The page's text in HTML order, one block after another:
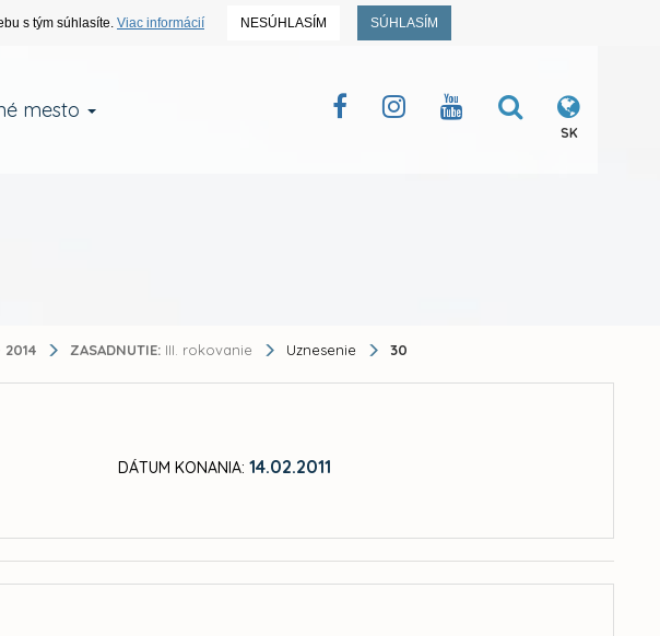
s tým súhlasíte. Viac informácií NESÚHLASÍM SÚHLASÍM
mesto
SK
2014 ZASADNUTIE: III. rokovanie Uznesenie 30
DÁTUM KONANIA: 14.02.2011